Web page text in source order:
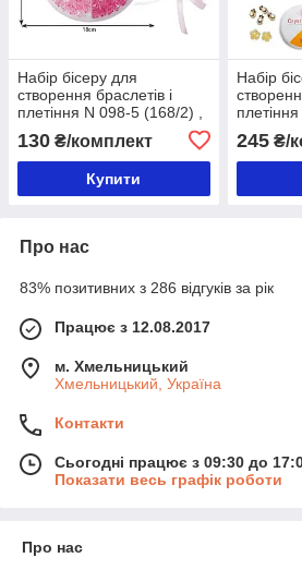
Набір бісеру для
створення браслетів і
плетіння N 098-5 (168/2) ,
130 ₴/комплект
Купити
Набір
245₴/
Про нас
83% позитивних з 286 відгуків за рік
Працює з 12.08.2017
м. Хмельницький
Хмельницький, Україна
Контакти
Сьогодні працює з 09:30 до
Показати весь графік роботи
Про нас